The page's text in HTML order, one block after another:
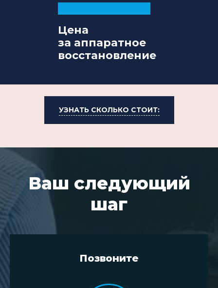
Цена
за аппаратное
восстановление
УЗНАТЬ СКОЛЬКО СТОИТ:
Ваш следующий
шаг
Позвоните